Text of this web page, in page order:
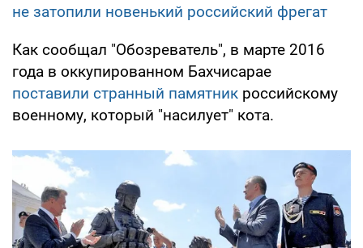
не затопили новенький российский фрегат
Как сообщал "Обозреватель", в марте 2016
года в оккупированном Бахчисарае
поставили странный памятник российскому
военному, который "насилует" кота.